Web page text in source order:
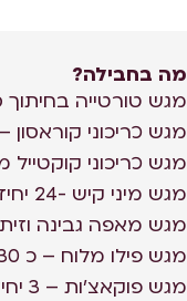
מה בחבילה?
מגש טורטייה בחיתוך סושי – כ 30
מגש כריכוני קוראסון – 12 יחידות במגש.
מגש כריכוני קוקטייל מיני פרנה
מגש מיני קיש -24 יחידות במגש מעורב.
מגש מאפה גבינה וזית – כ 24
מגש פילו מלוח – כ 30 יחידות במגש.
מגש פוקאצ'ות – 3 יחידות במגש.